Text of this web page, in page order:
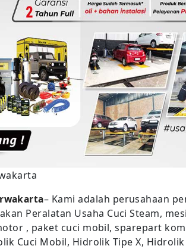
– Kami adalah perusahaan
Peralatan Usaha Cuci Steam,
, paket cuci mobil, sparepart
Cuci Mobil, Hidrolik Tipe X,